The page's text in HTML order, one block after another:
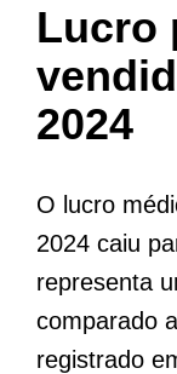
Lucro
2024
O lucro
2024 caiu
representa
comparado
registrado